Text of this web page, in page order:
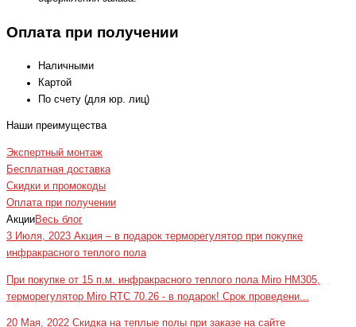
Оплата при получении
Наличными
Картой
По счету (для юр. лиц)
Наши преимущества
Экспертный монтаж
Бесплатная доставка
Скидки и промокоды
Оплата при получении
АкцииВесь блог
3 Июля, 2023 Акция – в подарок терморегулятор при покупке
инфракрасного теплого пола
При покупке от 15 п.м. инфракрасного теплого пола Miro HM305,
терморегулятор Miro RTC 70.26 - в подарок! Срок проведени...
20 Мая, 2022 Скидка на теплые полы при заказе на сайте